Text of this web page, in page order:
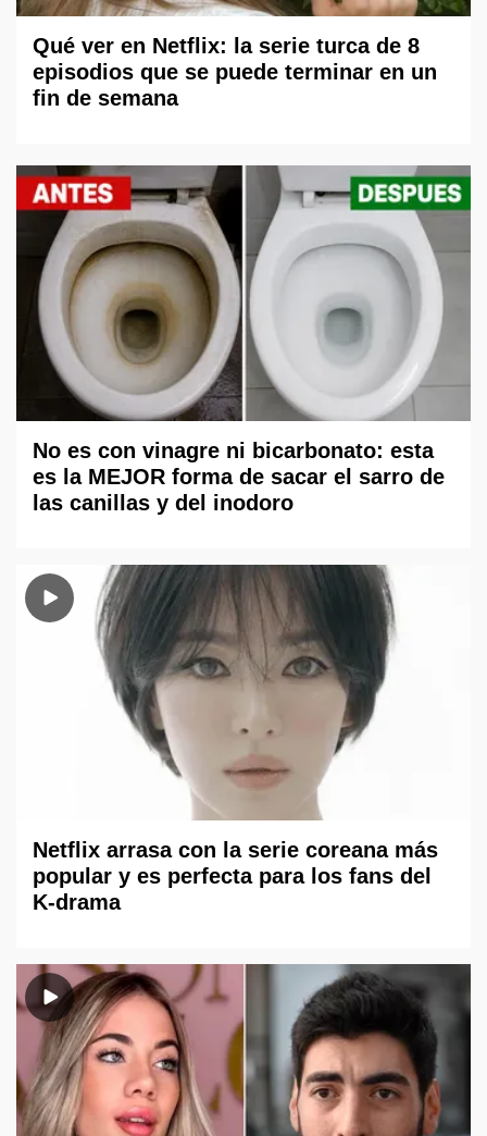
Qué ver en Netflix: la serie turca de 8
episodios que se puede terminar en un
fin de semana
No es con vinagre ni bicarbonato: esta
es la MEJOR forma de sacar el sarro de
las canillas y del inodoro
Netflix arrasa con la serie coreana más
popular y es perfecta para los fans del
K-drama